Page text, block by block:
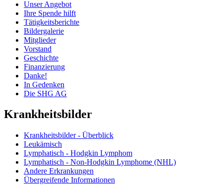
Unser Angebot
Ihre Spende hilft
Tätigkeitsberichte
Bildergalerie
Mitglieder
Vorstand
Geschichte
Finanzierung
Danke!
In Gedenken
Die SHG AG
Krankheitsbilder
Krankheitsbilder - Überblick
Leukämisch
Lymphatisch - Hodgkin Lymphom
Lymphatisch - Non-Hodgkin Lymphome (NHL)
Andere Erkrankungen
Übergreifende Informationen